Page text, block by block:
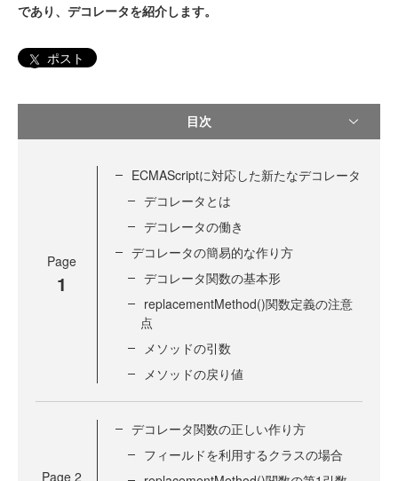
であり、デコレータを紹介します。
ポスト
目次
Page
1
ECMAScriptに対応した新たなデコレータ
デコレータとは
デコレータの働き
デコレータの簡易的な作り方
デコレータ関数の基本形
replacementMethod()関数定義の注意
点
メソッドの引数
メソッドの戻り値
Page 2
デコレータ関数の正しい作り方
フィールドを利用するクラスの場合